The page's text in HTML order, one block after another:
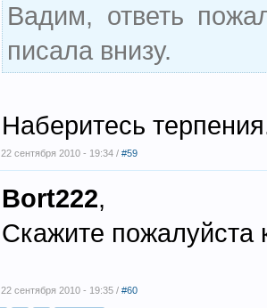
Вадим, ответь
писала внизу.
Наберитесь
22 сентября 2010 - 19:34 / #59
Bort222,
Скажите пожалуйста
22 сентября 2010 - 19:35 / #60